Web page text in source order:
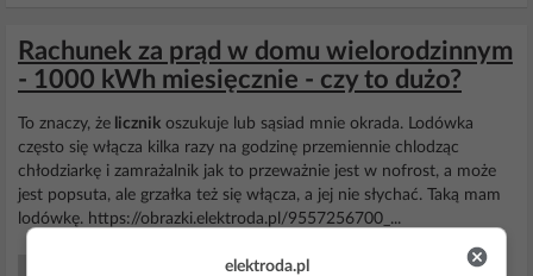
Rachunek za prąd w domu wielorodzinnym
- 1000 kWh miesięcznie - czy to dużo?
To znaczy, że licznik oszukuje lub sąsiad mnie okrada. Lodówka
często się włącza kilka razy na godzinę przemiennie chlodząc
chłodziarkę i zamrażalnik jak to przeważnie jest w nofrost, a może
jest popsuta, ale grzałka też się włącza, a jej nie słychać. Taką mam
lodówkę. https://obrazki.elektroda.pl/9557256700_...
elektroda.pl